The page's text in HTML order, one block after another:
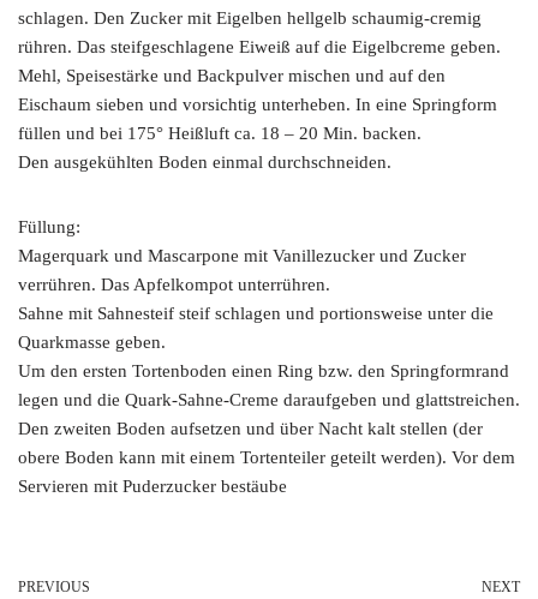
schlagen. Den Zucker mit Eigelben hellgelb schaumig-cremig
rühren. Das steifgeschlagene Eiweiß auf die Eigelbcreme geben.
Mehl, Speisestärke und Backpulver mischen und auf den
Eischaum sieben und vorsichtig unterheben. In eine Springform
füllen und bei 175° Heißluft ca. 18 – 20 Min. backen.
Den ausgekühlten Boden einmal durchschneiden.
Füllung:
Magerquark und Mascarpone mit Vanillezucker und Zucker
verrühren. Das Apfelkompot unterrühren.
Sahne mit Sahnesteif steif schlagen und portionsweise unter die
Quarkmasse geben.
Um den ersten Tortenboden einen Ring bzw. den Springformrand
legen und die Quark-Sahne-Creme daraufgeben und glattstreichen.
Den zweiten Boden aufsetzen und über Nacht kalt stellen (der
obere Boden kann mit einem Tortenteiler geteilt werden). Vor dem
Servieren mit Puderzucker bestäube
PREVIOUS NEXT